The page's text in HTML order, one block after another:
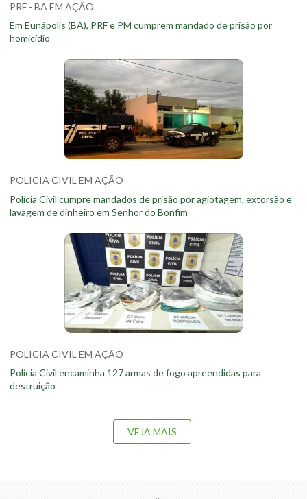
PRF - BA EM AÇÃO
Em Eunápolis (BA), PRF e PM cumprem mandado de prisão por
homicídio
POLICIA CIVIL EM AÇÃO
Polícia Civil cumpre mandados de prisão por agiotagem, extorsão e
lavagem de dinheiro em Senhor do Bonfim
POLICIA CIVIL EM AÇÃO
Polícia Civil encaminha 127 armas de fogo apreendidas para
destruição
VEJA MAIS